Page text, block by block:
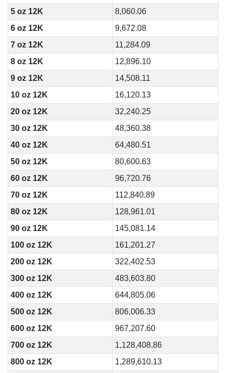
5 oz 12K
8,060.06
6 oz 12K
9,672.08
7 oz 12K
11,284.09
8 oz 12K
12,896.10
9 oz 12K
14,508.11
10 oz 12K
16,120.13
20 oz 12K
32,240.25
30 oz 12K
48,360.38
40 oz 12K
64,480.51
50 oz 12K
80,600.63
60 oz 12K
96,720.76
70 oz 12K
112,840.89
80 oz 12K
128,961.01
90 oz 12K
145,081.14
100 oz 12K
161,201.27
200 oz 12K
322,402.53
300 oz 12K
483,603.80
400 oz 12K
644,805.06
500 oz 12K
806,006.33
600 oz 12K
967,207.60
700 oz 12K
1,128,408.86
800 oz 12K
1,289,610.13